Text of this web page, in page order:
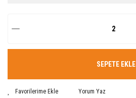
SEPETE EKLE
Yorum Yaz